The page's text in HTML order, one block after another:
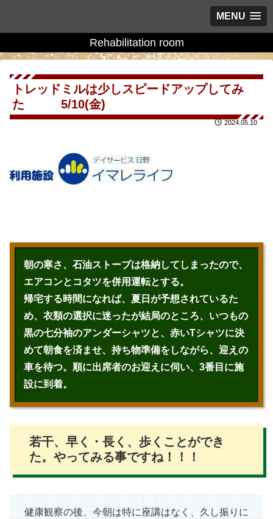
MENU
Rehabilitation room
トレッドミルは少しスピードアップしてみ
た 5/10(金)
2024.05.10
朝の寒さ、石油ストーブは格納してしまったので、
エアコンとコタツを併用運転とする。
帰宅する時間になれば、夏日が予想されているた
め、衣類の選択に迷ったが結局のところ、いつもの
黒の七分袖のアンダーシャツと、赤いTシャツに決
めて朝食を済ませ、持ち物準備をしながら、迎えの
車を待つ。順に出席者のお迎えに伺い、3番目に施
設に到着。
若干、早く・長く、歩くことができ
た。やってみる事ですね！！！
健康観察の後、今朝は特に座講はなく、久し振りに